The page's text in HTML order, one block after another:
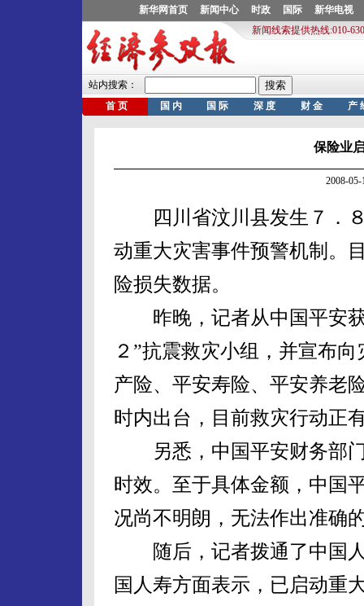
保险业
2008-
四川省汶川县发生７．８
动重大灾害事件预警机制。
险损失数据。
昨晚，记者从中国平安获
２”抗震救灾小组，并宣布
产险、平安寿险、平安养老
时内出台，目前救灾行动正
另悉，中国平安财务部门
时效。至于具体金额，中国
况尚不明朗，无法作出准确
随后，记者拨通了中国人
国人寿方面表示，已启动重